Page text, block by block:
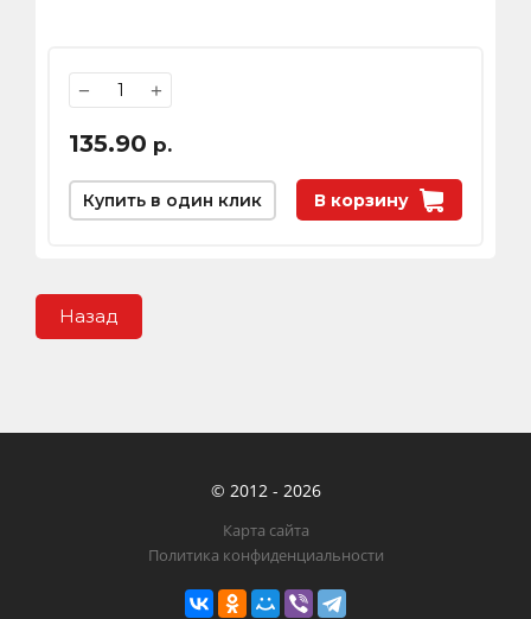
− +
135.90 р.
В корзину
Купить в один клик
Назад
© 2012 - 2026
Карта сайта
Политика конфиденциальности